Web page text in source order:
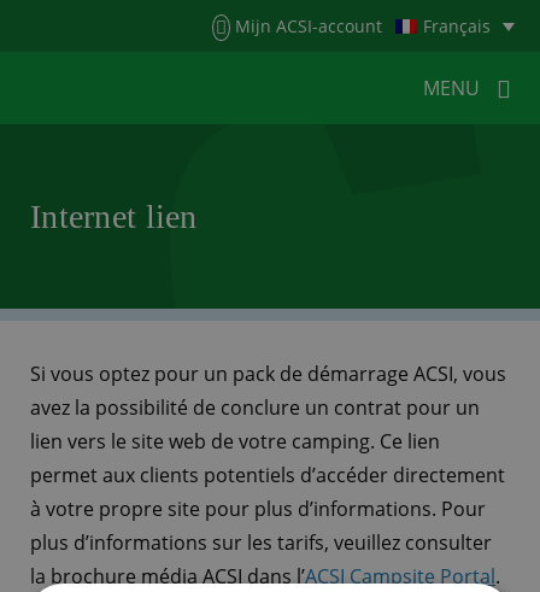
Mijn ACSI-account Français
MENU
POUR LES CAMPINGSACTUALITÉS
ACSI WEBSHOPSERVICE CLIENTÈLE
Internet lien
Si vous optez pour un pack de démarrage ACSI, vous
avez la possibilité de conclure un contrat pour un
lien vers le site web de votre camping. Ce lien
permet aux clients potentiels d’accéder directement
à votre propre site pour plus d’informations. Pour
plus d’informations sur les tarifs, veuillez consulter
la brochure média ACSI dans l’ACSI Campsite Portal.